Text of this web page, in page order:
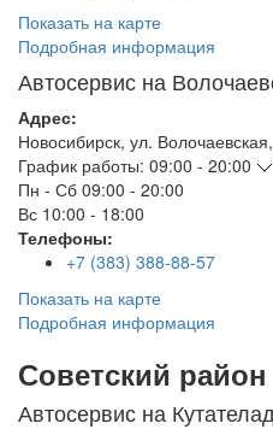
Показать на карте
Подробная информация
Автосервис на
Адрес:
Новосибирск, ул.
График работы: 09:00 - 20:00
Пн - Сб 09:00 - 20:00
Вс 10:00 - 18:00
Телефоны:
+7 (383) 388-88-57
Показать на карте
Подробная информация
Советский район
Автосервис на